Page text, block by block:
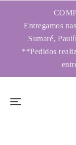
Entregamos
Sumaré,
**Pedidos